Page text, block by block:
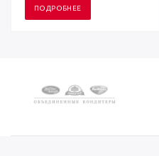
ПОДРОБНЕЕ